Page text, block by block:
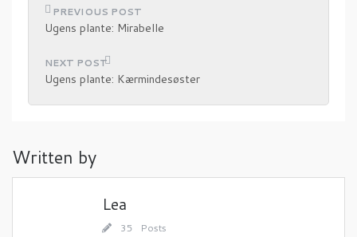
I
n
d
l
æ
s
n
Ugens plante: Mirabelle
Ugens plante: Kærmindesøster
Written by
Lea
35 Posts